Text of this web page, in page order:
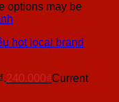
options may be
hot local brand
240.000₫Current